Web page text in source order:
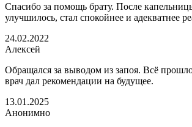
Спасибо за помощь брату. После
улучшилось, стал спокойнее и адекватнее
24.02.2022
Алексей
Обращался за выводом из запоя. Всё
врач дал рекомендации на будущее.
13.01.2025
Анонимно